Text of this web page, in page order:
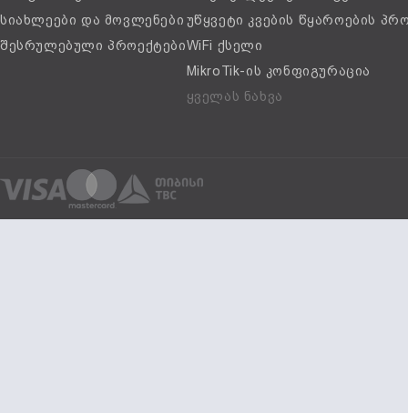
სიახლეები და მოვლენები
შესრულებული პროექტები
უწყვეტი კვების წყაროების
WiFi ქსელი
MikroTik-ის კონფიგურაცია
ყველას ნახვა